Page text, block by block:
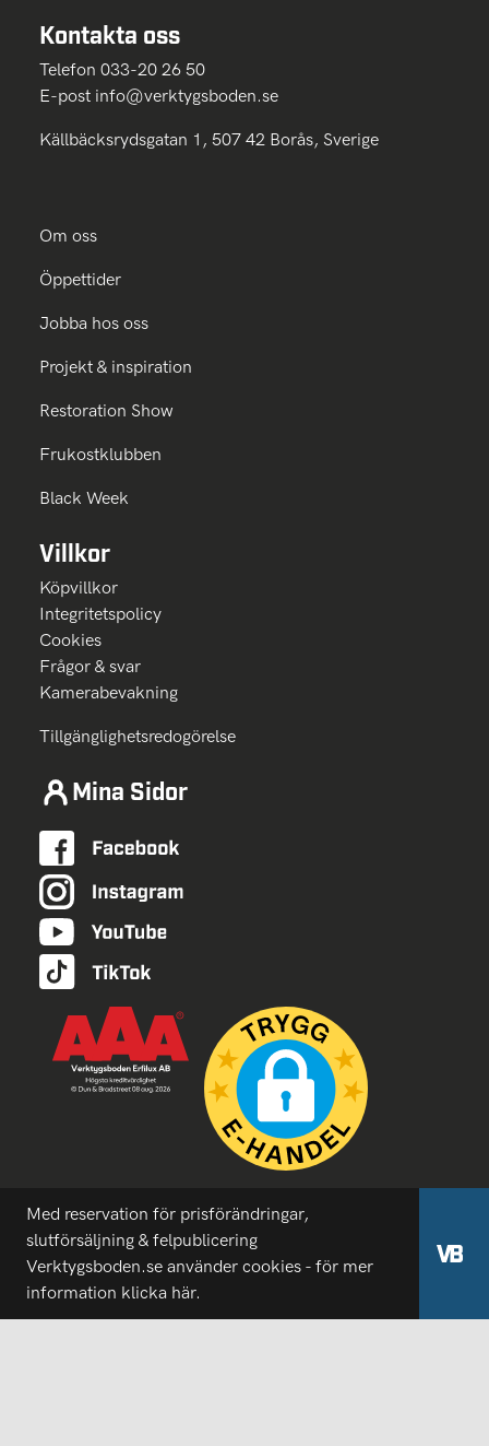
Kontakta oss
Telefon 033-20 26 50
E-post info@verktygsboden.se
Källbäcksrydsgatan 1, 507 42 Borås, Sverige
Om oss
Öppettider
Jobba hos oss
Projekt & inspiration
Restoration Show
Frukostklubben
Black Week
Villkor
Köpvillkor
Integritetspolicy
Cookies
Frågor & svar
Kamerabevakning
Tillgänglighetsredogörelse
Mina Sidor
Med reservation för prisförändringar,
slutförsäljning & felpublicering
Verktygsboden.se använder cookies - för mer
information klicka här.